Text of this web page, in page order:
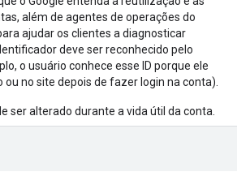
além de agentes de operações do
ajudar os clientes a diagnosticar
deve ser reconhecido pelo
o usuário conhece esse ID porque ele
no site depois de fazer login na conta).
ser alterado durante a vida útil da conta.